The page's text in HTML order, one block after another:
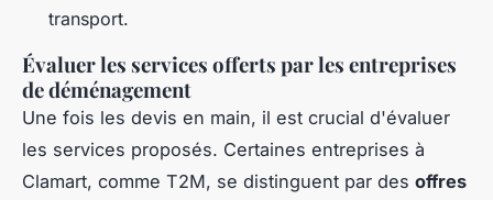
transport.
Évaluer les services offerts par les entreprises
de déménagement
Une fois les devis en main, il est crucial d'évaluer
les services proposés. Certaines entreprises à
Clamart, comme T2M, se distinguent par des offres